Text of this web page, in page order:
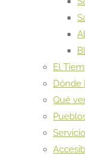
El
Dónde
Qué